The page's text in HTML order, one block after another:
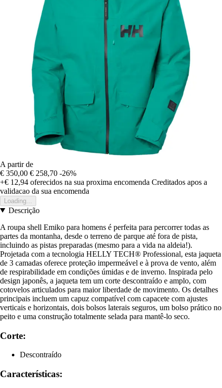
A partir de
€ 350,00 € 258,70 -26%
+€ 12,94 oferecidos na sua proxima encomenda Creditados apos a
validacao da sua encomenda
Loading...
Descrição
A roupa shell Emiko para homens é perfeita para percorrer todas as
partes da montanha, desde o terreno de parque até fora de pista,
incluindo as pistas preparadas (mesmo para a vida na aldeia!).
Projetada com a tecnologia HELLY TECH® Professional, esta jaqueta
de 3 camadas oferece proteção impermeável e à prova de vento, além
de respirabilidade em condições úmidas e de inverno. Inspirada pelo
design japonês, a jaqueta tem um corte descontraído e amplo, com
cotovelos articulados para maior liberdade de movimento. Os detalhes
principais incluem um capuz compatível com capacete com ajustes
verticais e horizontais, dois bolsos laterais seguros, um bolso prático no
peito e uma construção totalmente selada para mantê-lo seco.
Corte:
Descontraído
Características: